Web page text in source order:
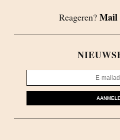
Reageren? Mail